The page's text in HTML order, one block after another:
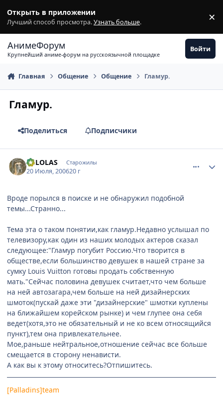
Открыть в приложении
Лучший способ просмотра.Узнать больше. ×
АнимеФорум
Крупнейший аниме-форум на русскоязычной площадке
Войти
Главная Общение Общение Гламур.
Гламур.
Поделиться Подписчики
DELOLAS Старожилы
20 Июля, 200620 г
Вроде порылся в поиске и не обнаружил подобной
темы...Странно...
Тема эта о таком понятии,как гламур.Недавно услышал по
телевизору,как один из наших молодых актеров сказал
следующее:"Гламур погубит Россию.Что творится в
обществе,если большинство девушек в нашей стране за
сумку Louis Vuitton готовы продать собственную
мать."Сейчас половина девушек считает,что чем больше
на ней автозагара,чем больше на ней дизайнерских
шмоток(пускай даже эти "дизайнерские" шмотки куплены
на ближайшем корейском рынке) и чем глупее она себя
ведет(хотя,это не обязательный и не ко всем относящийся
пункт),тем она привлекательнее.
Мое,раньше нейтральное,отношение сейчас все больше
смещается в сторону ненависти.
А как вы к этому относитесь?Отпишитесь.
[Palladins]team